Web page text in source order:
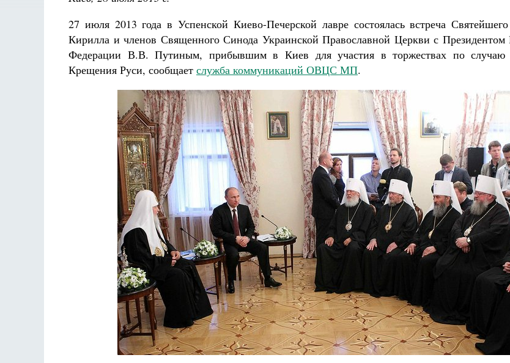
27 июля 2013 года в Успенской Киево-Печерской лавре состоялась встреча
Кирилла и членов Священного Синода Украинской Православной Церкви с Президентом
Федерации В.В. Путиным, прибывшим в Киев для участия в торжествах по случаю
Крещения Руси, сообщает служба коммуникаций ОВЦС МП.
Разлуки не будет
Фредерика де Грааф Как найти своё место в жизни
Кирилл Мурышев
Великомученик Георгий
Роман